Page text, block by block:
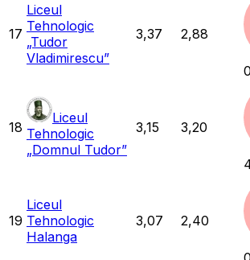
17
Liceul
Tehnologic
„Tudor
Vladimirescu”
3,37 2,88
0
18
Liceul
Tehnologic
„Domnul Tudor”
3,15 3,20
19
Liceul
Tehnologic
Halanga
3,07 2,40